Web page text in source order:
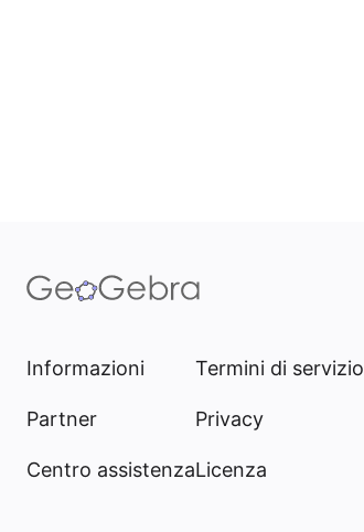
Informazioni
Partner
Centro assistenza
Termini di servizio
Privacy
Licenza